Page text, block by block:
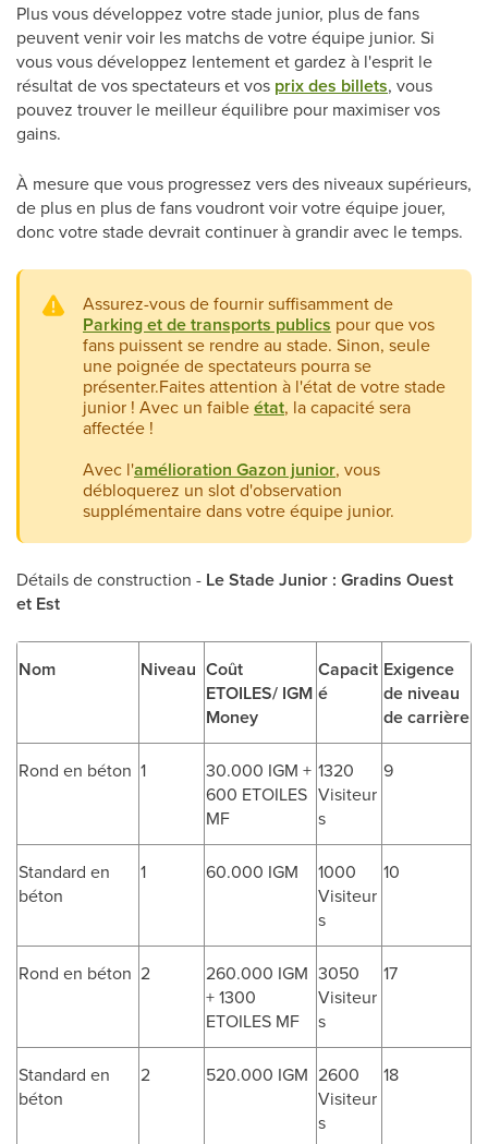
Plus vous développez votre stade junior, plus de fans
peuvent venir voir les matchs de votre équipe junior. Si
vous vous développez lentement et gardez à l'esprit le
résultat de vos spectateurs et vos prix des billets, vous
pouvez trouver le meilleur équilibre pour maximiser vos
gains.
À mesure que vous progressez vers des niveaux supérieurs,
de plus en plus de fans voudront voir votre équipe jouer,
donc votre stade devrait continuer à grandir avec le temps.
Assurez-vous de fournir suffisamment de
Parking et de transports publics pour que vos
fans puissent se rendre au stade. Sinon, seule
une poignée de spectateurs pourra se
présenter.Faites attention à l'état de votre stade
junior ! Avec un faibleétat, la capacité sera
affectée !
Avec l'amélioration Gazon junior, vous
débloquerez un slot d'observation
supplémentaire dans votre équipe junior.
Détails de construction - Le Stade Junior : Gradins Ouest
et Est
Nom Niveau Coût
ETOILES/ IGM
Money
Capacit
é
Exigence
de niveau
de carrière
Rond en béton 1
30.000 IGM +
600 ETOILES
MF
1320
Visiteur
s
9
Standard en
béton
1 60.000 IGM
1000
Visiteur
s
10
Rond en béton 2
260.000 IGM
+ 1300
ETOILES MF
3050
Visiteur
s
17
Standard en
béton
2 520.000 IGM 2600
Visiteur
s
18